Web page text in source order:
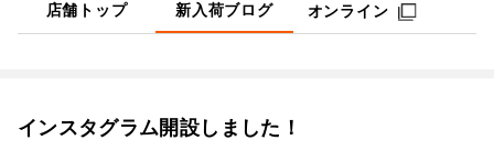
店舗トップ 新入荷ブログ オンライン
インスタグラム開設しました！